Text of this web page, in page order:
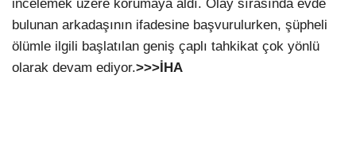
incelemek üzere korumaya aldı. Olay sırasında evde
bulunan arkadaşının ifadesine başvurulurken, şüpheli
ölümle ilgili başlatılan geniş çaplı tahkikat çok yönlü
olarak devam ediyor.>>>İHA